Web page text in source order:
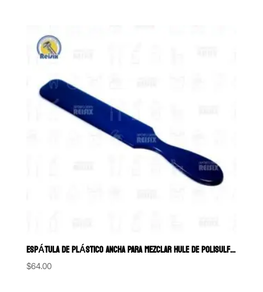
ESPÁTULA DE PLÁSTICO ANCHA PARA MEZCLAR HULE DE POLISULFURO Y/O
$64.00